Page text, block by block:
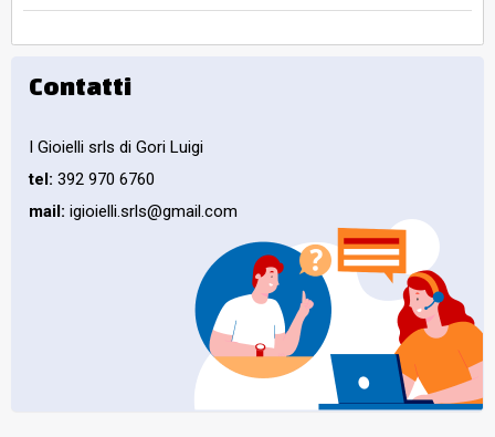
Contatti
I Gioielli srls di Gori Luigi
tel: 392 970 6760
mail: igioielli.srls@gmail.com